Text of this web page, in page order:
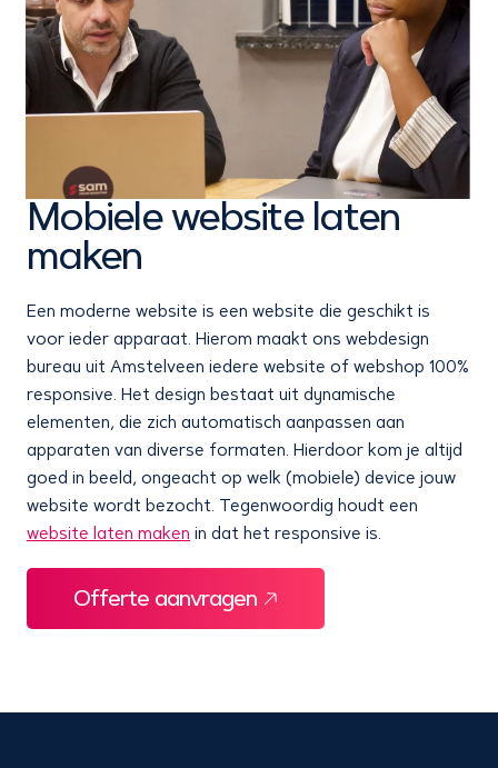
Mobiele website laten
maken
Een moderne website is een website die geschikt is
voor ieder apparaat. Hierom maakt ons webdesign
bureau uit Amstelveen iedere website of webshop 100%
responsive. Het design bestaat uit dynamische
elementen, die zich automatisch aanpassen aan
apparaten van diverse formaten. Hierdoor kom je altijd
goed in beeld, ongeacht op welk (mobiele) device jouw
website wordt bezocht. Tegenwoordig houdt een
website laten maken in dat het responsive is.
Offerte aanvragen